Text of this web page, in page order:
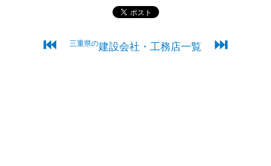
⏮ 三重県の建設会社・工務店一覧 ⏭